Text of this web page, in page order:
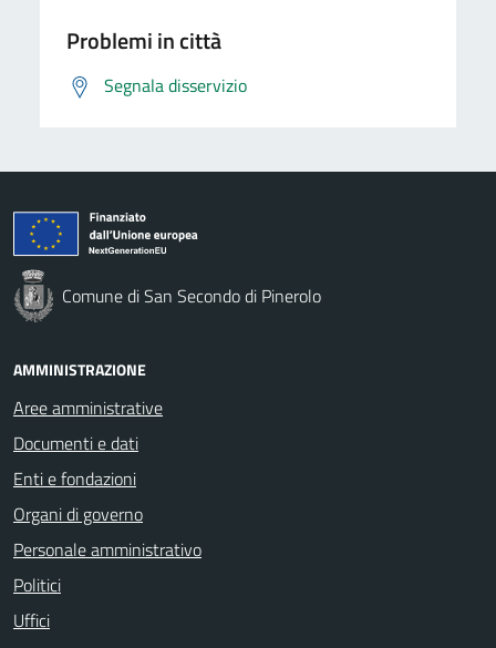
Problemi in città
Segnala disservizio
Comune di San Secondo di Pinerolo
AMMINISTRAZIONE
Aree amministrative
Documenti e dati
Enti e fondazioni
Organi di governo
Personale amministrativo
Politici
Uffici